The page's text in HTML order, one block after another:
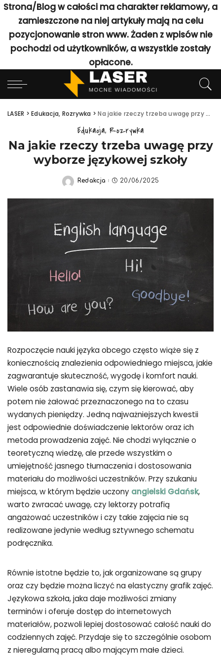
Strona/Blog w całości ma charakter reklamowy, a
zamieszczone na niej artykuły mają na celu
pozycjonowanie stron www. Żaden z wpisów nie
pochodzi od użytkowników, a wszystkie zostały
opłacone.
LASER >Edukacja, Rozrywka >Na jakie rzeczy trzeba uwagę przy wyborze językowej szkoły
Edukacja, Rozrywka
Na jakie rzeczy trzeba uwagę przy
wyborze językowej szkoły
Posted
Redakcja 20/06/2025
Rozpoczęcie nauki języka obcego często wiąże się z
koniecznością znalezienia odpowiedniego miejsca, jakie
zagwarantuje skuteczność, wygodę i komfort nauki.
Wiele osób zastanawia się, czym się kierować, aby
potem nie żałować przeznaczonego na to czasu
wydanych pieniędzy. Jedną najważniejszych kwestii
jest odpowiednie doświadczenie lektorów oraz ich
metoda prowadzenia zajęć. Nie chodzi wyłącznie o
teoretyczną wiedzę, ale przede wszystkim o
umiejętność jasnego tłumaczenia i dostosowania
materiału do możliwości uczestników. Przy szukaniu
miejsca, w którym będzie uczony angielski Gdańsk,
warto zwracać uwagę, czy lektorzy potrafią
angażować uczestników i czy takie zajęcia nie są
realizowane jedynie według sztywnego schematu
podręcznika.
Równie istotne będzie to, jak organizowane są grupy
oraz czy będzie można liczyć na elastyczny grafik zajęć.
Językowa szkoła, jaka daje możliwości zmiany
terminów i oferuje dostęp do internetowych
materiałów, pozwoli lepiej dostosować całość nauki do
codziennych zajęć. Przydaje się to szczególnie osobom
z nieregularną pracą albo mającym małe dzieci.